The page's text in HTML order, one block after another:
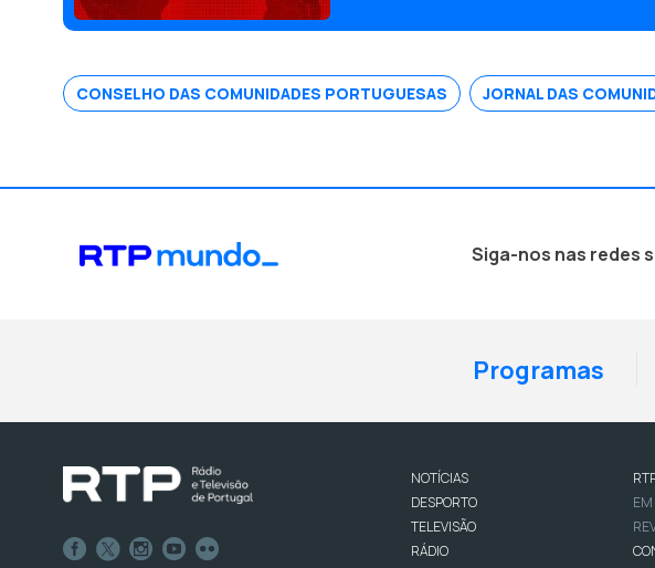
CONSELHO DAS COMUNIDADES PORTUGUESAS JORNAL DAS
Siga-nos nas redes
Programas
NOTÍCIAS
DESPORTO
TELEVISÃO
RÁDIO